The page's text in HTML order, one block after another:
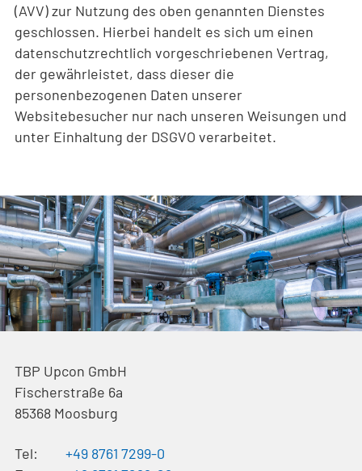
(AVV) zur Nutzung des oben genannten Dienstes
geschlossen. Hierbei handelt es sich um einen
datenschutzrechtlich vorgeschriebenen Vertrag,
der gewährleistet, dass dieser die
personenbezogenen Daten unserer
Websitebesucher nur nach unseren Weisungen und
unter Einhaltung der DSGVO verarbeitet.
TBP Upcon GmbH
Fischerstraße 6a
85368 Moosburg
Tel:
+49 8761 7299-0